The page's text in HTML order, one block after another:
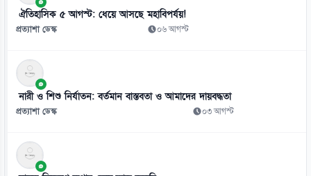
ঐতিহাসিক ৫ আগস্ট: ধেয়ে আসছে মহাবিপর্যয়!
প্রত্যাশা ডেস্ক ০৬ আগস্ট
নারী ও শিশু নির্যাতন: বর্তমান বাস্তবতা ও আমাদের দায়বদ্ধতা
প্রত্যাশা ডেস্ক ০৩ আগস্ট